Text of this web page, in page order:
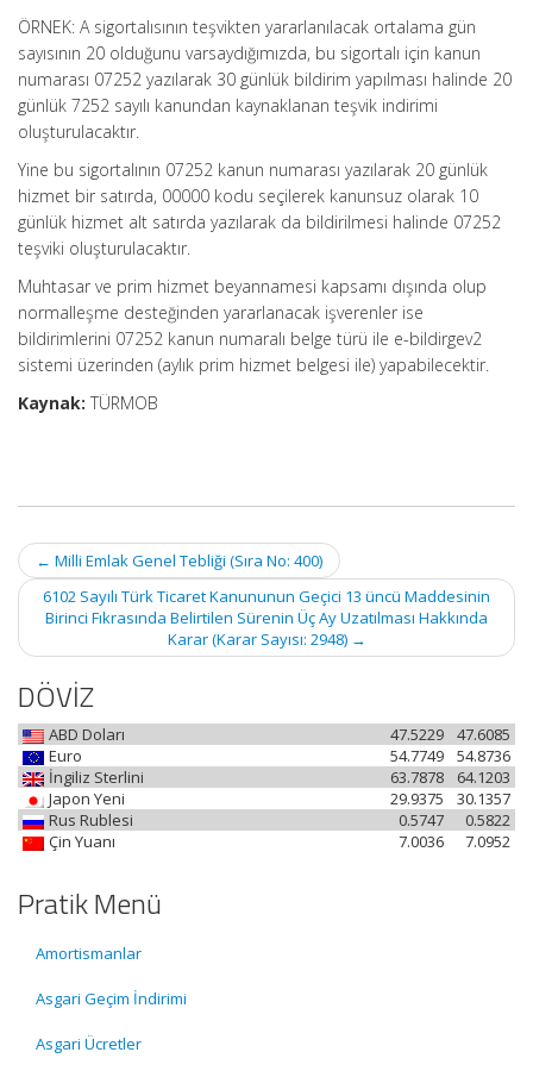
ÖRNEK: A sigortalısının teşvikten yararlanılacak ortalama gün
sayısının 20 olduğunu varsaydığımızda, bu sigortalı için kanun
numarası 07252 yazılarak 30 günlük bildirim yapılması halinde 20
günlük 7252 sayılı kanundan kaynaklanan teşvik indirimi
oluşturulacaktır.
Yine bu sigortalının 07252 kanun numarası yazılarak 20 günlük
hizmet bir satırda, 00000 kodu seçilerek kanunsuz olarak 10
günlük hizmet alt satırda yazılarak da bildirilmesi halinde 07252
teşviki oluşturulacaktır.
Muhtasar ve prim hizmet beyannamesi kapsamı dışında olup
normalleşme desteğinden yararlanacak işverenler ise
bildirimlerini 07252 kanun numaralı belge türü ile e-bildirgev2
sistemi üzerinden (aylık prim hizmet belgesi ile) yapabilecektir.
Kaynak: TÜRMOB
Post
navigation
← Milli Emlak Genel Tebliği (Sıra No: 400)
6102 Sayılı Türk Ticaret Kanununun Geçici 13 üncü Maddesinin
Birinci Fıkrasında Belirtilen Sürenin Üç Ay Uzatılması Hakkında
Karar (Karar Sayısı: 2948) →
DÖVİZ
ABD Doları 47.6085
47.5229
Euro
54.8736
54.7749
İngiliz Sterlini
64.1203
63.7878
Japon Yeni
30.1357
29.9375
Rus Rublesi
0.5822
0.5747
Çin Yuanı
7.0952
7.0036
Pratik Menü
Amortismanlar
Asgari Geçim İndirimi
Asgari Ücretler